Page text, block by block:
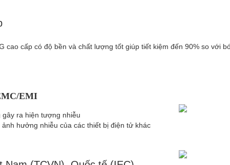
cao cấp có độ bền và chất lượng tốt giúp tiết kiệm đến 90% so với
EMI
ra hiện tượng nhiễu
hưởng nhiễu của các thiết bị điện tử khác